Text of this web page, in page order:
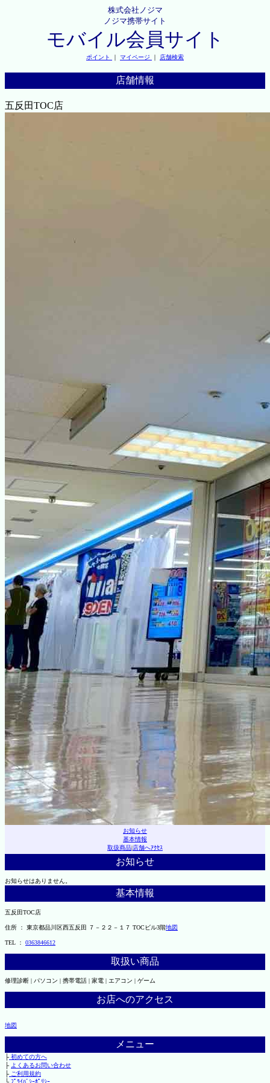
株式会社ノジマ
ノジマ携帯サイト
モバイル会員サイト
ポイント ｜ マイページ ｜ 店舗検索
店舗情報
五反田TOC店
お知らせ
基本情報
取扱商品|店舗へｱｸｾｽ
お知らせ
お知らせはありません。
基本情報
五反田TOC店
住所 ： 東京都品川区西五反田 ７－２２－１７ TOCビル3階地図
TEL ： 0363846612
取扱い商品
修理診断 | パソコン | 携帯電話 | 家電 | エアコン | ゲーム
お店へのアクセス
地図
メニュー
├初めての方へ
├ よくあるお問い合わせ
├ご利用規約
└ﾌﾟﾗｲﾊﾞｼｰﾎﾟﾘｼｰ